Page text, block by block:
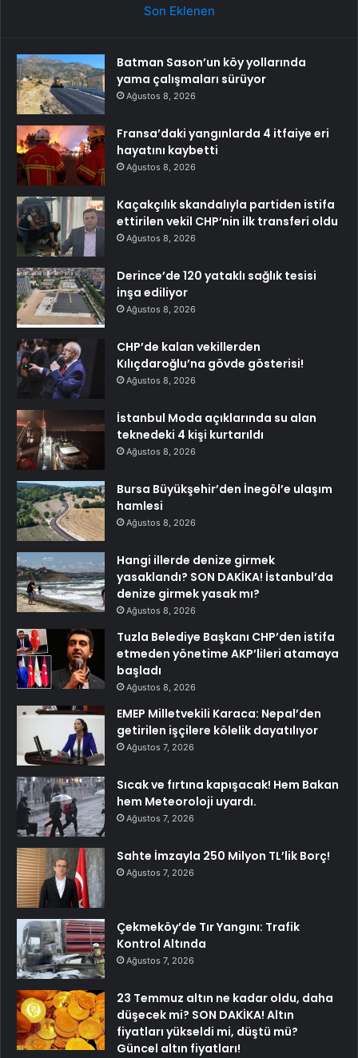
Son Eklenen
Batman Sason’un köy yollarında
yama çalışmaları sürüyor
Ağustos 8, 2026
Fransa’daki yangınlarda 4 itfaiye eri
hayatını kaybetti
Ağustos 8, 2026
Kaçakçılık skandalıyla partiden istifa
ettirilen vekil CHP’nin ilk transferi oldu
Ağustos 8, 2026
Derince’de 120 yataklı sağlık tesisi
inşa ediliyor
Ağustos 8, 2026
CHP’de kalan vekillerden
Kılıçdaroğlu’na gövde gösterisi!
Ağustos 8, 2026
İstanbul Moda açıklarında su alan
teknedeki 4 kişi kurtarıldı
Ağustos 8, 2026
Bursa Büyükşehir’den İnegöl’e ulaşım
hamlesi
Ağustos 8, 2026
Hangi illerde denize girmek
yasaklandı? SON DAKİKA! İstanbul’da
denize girmek yasak mı?
Ağustos 8, 2026
Tuzla Belediye Başkanı CHP’den istifa
etmeden yönetime AKP’lileri atamaya
başladı
Ağustos 8, 2026
EMEP Milletvekili Karaca: Nepal’den
getirilen işçilere kölelik dayatılıyor
Ağustos 7, 2026
Sıcak ve fırtına kapışacak! Hem Bakan
hem Meteoroloji uyardı.
Ağustos 7, 2026
Sahte İmzayla 250 Milyon TL’lik Borç!
Ağustos 7, 2026
Çekmeköy’de Tır Yangını: Trafik
Kontrol Altında
Ağustos 7, 2026
23 Temmuz altın ne kadar oldu, daha
düşecek mi? SON DAKİKA! Altın
fiyatları yükseldi mi, düştü mü?
Güncel altın fiyatları!